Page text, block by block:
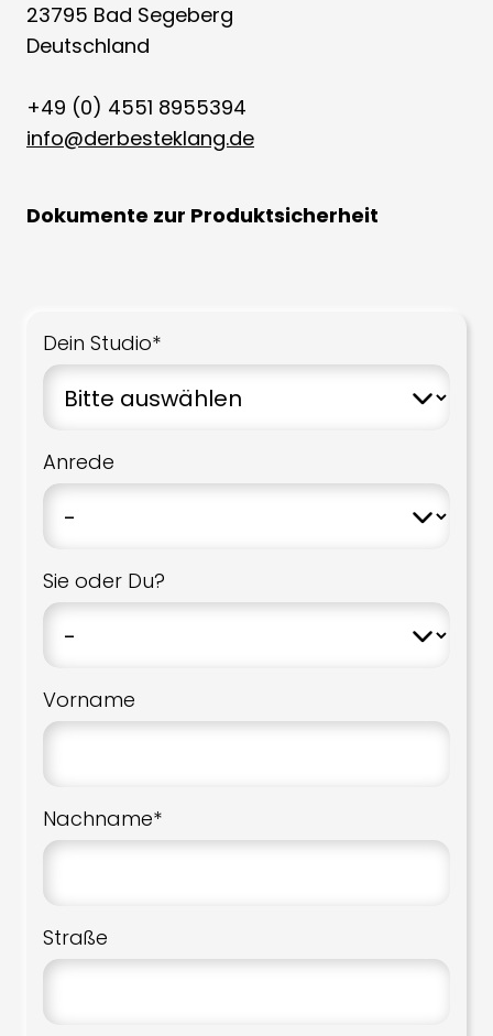
23795 Bad Segeberg
Deutschland
+49 (0) 4551 8955394
info@derbesteklang.de
Dokumente zur Produktsicherheit
Dein Studio*
Anrede
Sie oder Du?
Vorname
Nachname*
Straße